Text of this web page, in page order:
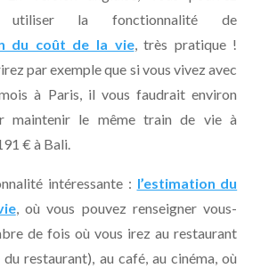
utiliser la fonctionnalité de
du coût de la vie, très pratique !
par exemple que si vous vivez avec
à Paris, il vous faudrait environ
maintenir le même train de vie à
€ à Bali.
intéressante : l’estimation du
, où vous pouvez renseigner vous-
de fois où vous irez au restaurant
restaurant), au café, au cinéma, où